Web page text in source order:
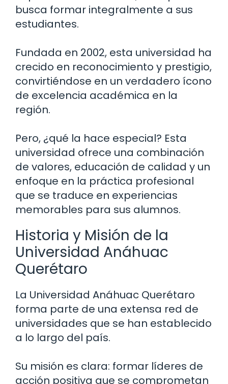
busca formar integralmente a sus
estudiantes.
Fundada en 2002, esta universidad ha
crecido en reconocimiento y prestigio,
convirtiéndose en un verdadero ícono
de excelencia académica en la
región.
Pero, ¿qué la hace especial? Esta
universidad ofrece una combinación
de valores, educación de calidad y un
enfoque en la práctica profesional
que se traduce en experiencias
memorables para sus alumnos.
Historia y Misión de la
Universidad Anáhuac
Querétaro
La Universidad Anáhuac Querétaro
forma parte de una extensa red de
universidades que se han establecido
a lo largo del país.
Su misión es clara: formar líderes de
acción positiva que se comprometan